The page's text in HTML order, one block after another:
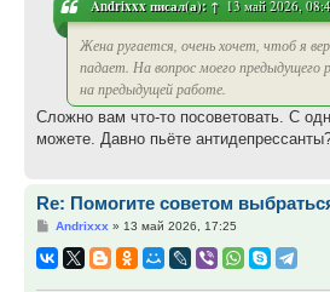
Andrixxxписал(а): ↑ 13 май 2026,
Жена ругается, очень хочет, чтоб я
падает. На вопрос моего предыдущего
на предыдущей работе.
Сложно вам что-то посоветовать. С
можете. Давно пьёте
Re: Помогите советом
Сообщение
Andrixxx » 13 май 2026, 17:25